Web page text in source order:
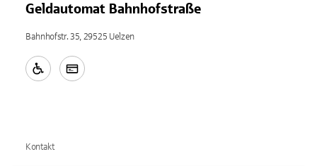
Geldautomat Bahnhofstraße
Bahnhofstr. 35, 29525 Uelzen
Kontakt